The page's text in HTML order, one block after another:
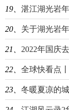
19、 湛江湖光岩年
20、 关于湖光岩
21、 2022年国庆
22、 全球快看点丨酒店为
23、 冬暖夏凉的